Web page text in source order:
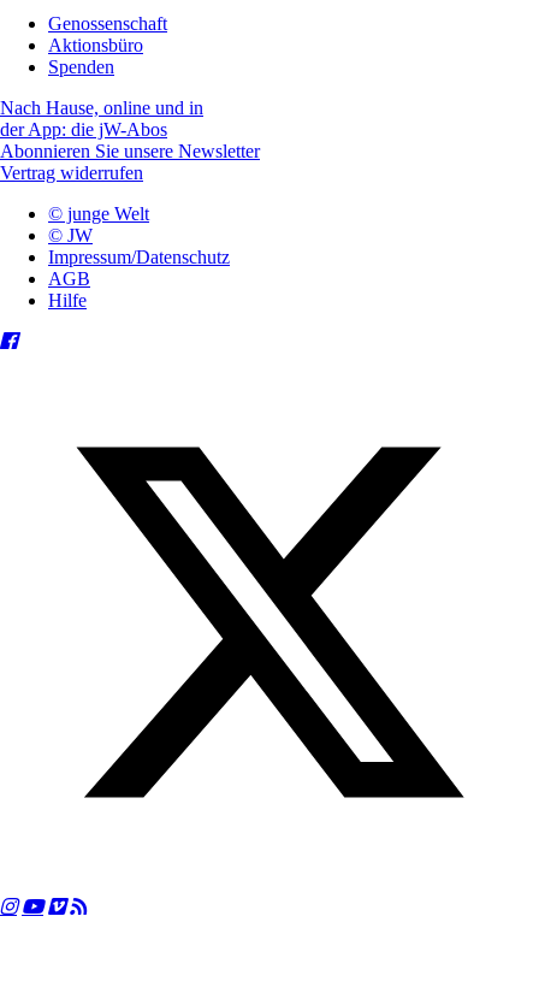
Genossenschaft
Aktionsbüro
Spenden
Nach Hause, online und in
der App: die jW-Abos
Abonnieren Sie unsere Newsletter
Vertrag widerrufen
© junge Welt
© JW
Impressum/Datenschutz
AGB
Hilfe